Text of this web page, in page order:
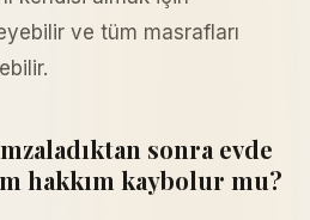
ve tüm masrafları
sonra evde
hakkım kaybolur mu?